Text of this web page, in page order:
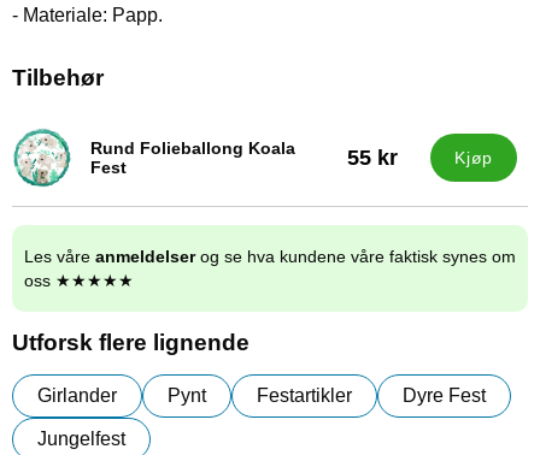
- Materiale: Papp.
Tilbehør
Rund Folieballong Koala
Fest
Varenummer 29608 55 kr Kjøp
Les våre anmeldelserog se hva kundene våre faktisk synes om
oss ★★★★★
Utforsk flere lignende
Girlander Pynt Festartikler Dyre Fest
Jungelfest